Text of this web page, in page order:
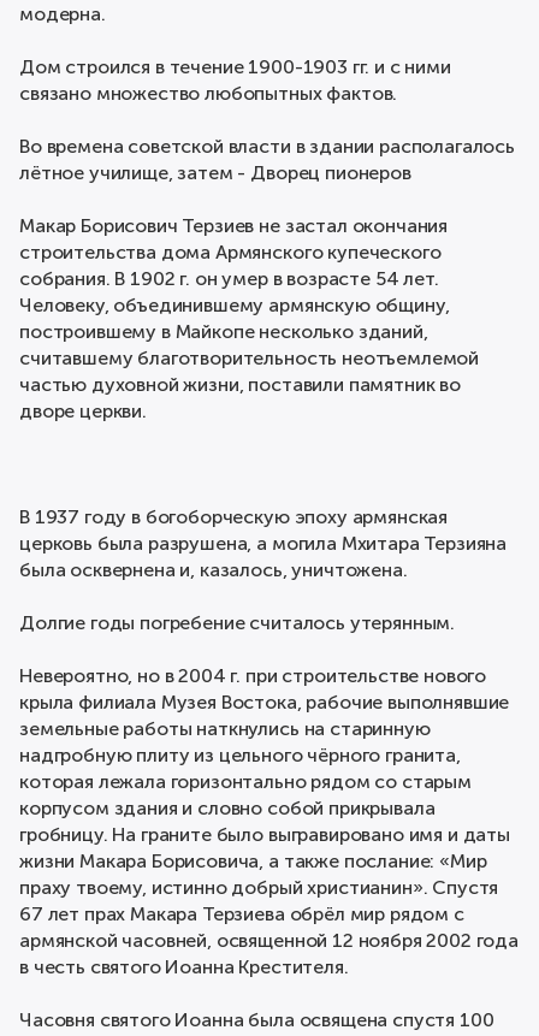
модерна.
Дом строился в течение 1900-1903 гг. и с ними
связано множество любопытных фактов.
Во времена советской власти в здании располагалось
лётное училище, затем - Дворец пионеров
Макар Борисович Терзиев не застал окончания
строительства дома Армянского купеческого
собрания. В 1902 г. он умер в возрасте 54 лет.
Человеку, объединившему армянскую общину,
построившему в Майкопе несколько зданий,
считавшему благотворительность неотъемлемой
частью духовной жизни, поставили памятник во
дворе церкви.
В 1937 году в богоборческую эпоху армянская
церковь была разрушена, а могила Мхитара Терзияна
была осквернена и, казалось, уничтожена.
Долгие годы погребение считалось утерянным.
Невероятно, но в 2004 г. при строительстве нового
крыла филиала Музея Востока, рабочие выполнявшие
земельные работы наткнулись на старинную
надгробную плиту из цельного чёрного гранита,
которая лежала горизонтально рядом со старым
корпусом здания и словно собой прикрывала
гробницу. На граните было выгравировано имя и даты
жизни Макара Борисовича, а также послание: «Мир
праху твоему, истинно добрый христианин». Спустя
67 лет прах Макара Терзиева обрёл мир рядом с
армянской часовней, освященной 12 ноября 2002 года
в честь святого Иоанна Крестителя.
Часовня святого Иоанна была освящена спустя 100